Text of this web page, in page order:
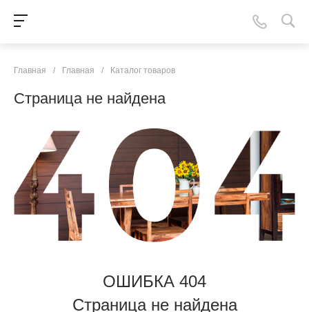
Главная / Главная / Каталог товаров
Страница не найдена
ОШИБКА 404
Страница не найдена